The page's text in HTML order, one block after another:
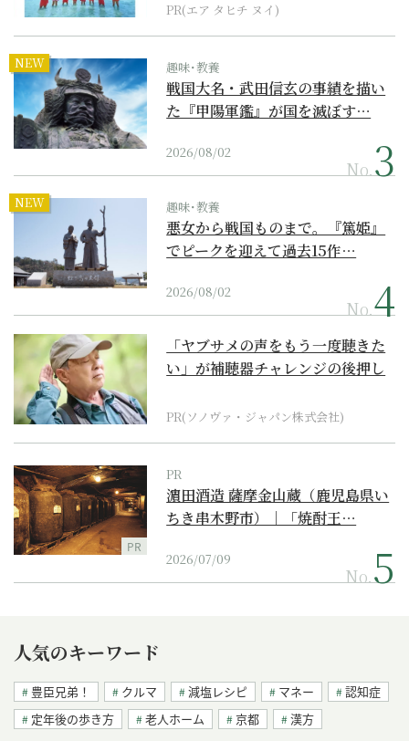
PR(エア タヒチ ヌイ)
NEW 趣味･教養
戦国大名・武田信玄の事績を描い
た『甲陽軍鑑』が国を滅ぼす…
2026/08/02
No.
NEW 趣味･教養
悪女から戦国ものまで。『篤姫』
でピークを迎えて過去15作…
2026/08/02
No.
「ヤブサメの声をもう一度聴きた
い」が補聴器チャレンジの後押し
PR(ソノヴァ・ジャパン株式会社)
PR
PR
濵田酒造 薩摩金山蔵（鹿児島県い
ちき串木野市）｜「焼酎王…
2026/07/09
No.
人気のキーワード
豊臣兄弟！ クルマ 減塩レシピ マネー
認知症
定年後の歩き方
老人ホーム 京都 漢方